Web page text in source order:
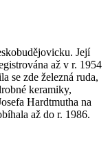
Její
až v r. 1954
se zde železná ruda,
keramiky,
Hardtmutha na
až do r. 1986.